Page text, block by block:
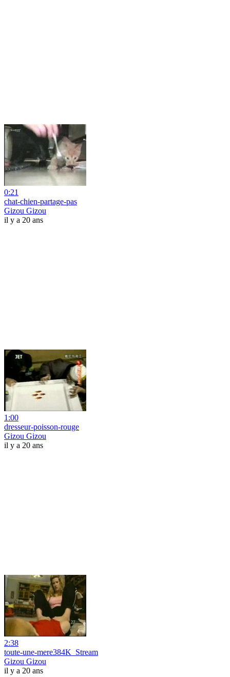
0:21
chat-chien-partage-pas
Gizou Gizou
il y a 20 ans
1:00
dresseur-poisson-rouge
Gizou Gizou
il y a 20 ans
2:38
toute-une-mere384K_Stream
Gizou Gizou
il y a 20 ans